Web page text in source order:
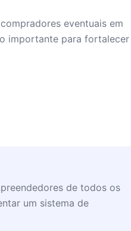
eventuais em
importante para fortalecer
de todos os
um sistema de